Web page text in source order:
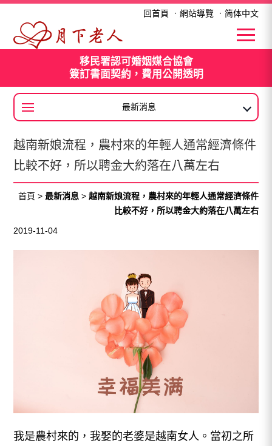
越南新娘流程，農村來的年輕人通常經濟條件比較不好，所以聘金大約
回首頁 ． 網站導覽． 简体中文
移民署認可婚姻媒合協會
簽訂書面契約，費用公開透明
最新消息
外籍新娘
最新活動
越南新娘流程，農村來的年輕人通常經濟條件
比較不好，所以聘金大約落在八萬左右
首頁 > 最新消息> 越南新娘流程，農村來的年輕人通常經濟條件
比較不好，所以聘金大約落在八萬左右
2019-11-04
我是農村來的，我娶的老婆是越南女人。當初之所